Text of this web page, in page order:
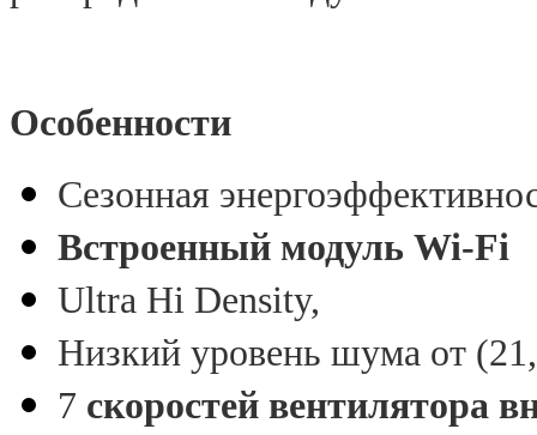
Особенности
Сезонная
Встроенный модуль Wi-Fi
Ultra Hi Density,
Низкий уровень шума от
7 скоростей вентилятора